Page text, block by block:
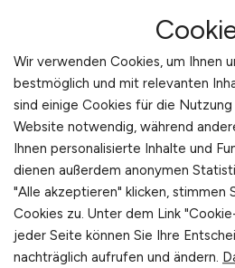
öffentlichen
Fundierte Kenntnisse
Umwelt- und
Wasserschutz,
Abfallwirtschaft
Erfahrung in der
umweltrechtlicher
fachlicher Prüfungen
Sicherer Umgang mit
Wir verwenden Cookies, um Ihnen
bestmöglich und mit relevanten
sind einige Cookies für die
Website notwendig, während
Ihnen personalisierte Inhalte und
dienen außerdem anonymen
"Alle akzeptieren" klicken, stimmen
Cookies zu. Unter dem Link
jeder Seite können Sie Ihre
nachträglich aufrufen und ändern.